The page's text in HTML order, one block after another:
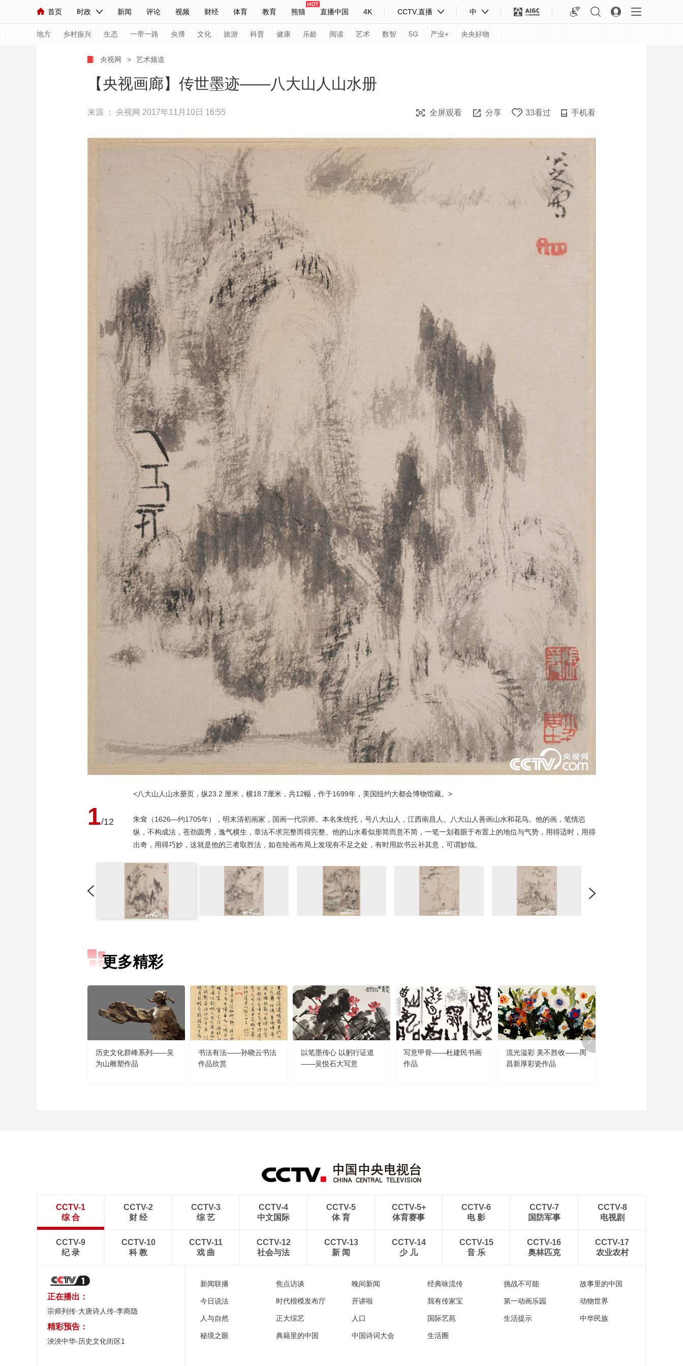
首页 时政 新闻 评论 视频 财经 体育 教育 熊猫 直播中国 4K CCTV.直播 中
人民领袖习近平 联播+ 中国领导人 央视快评 习式妙语 热解读 天天学习
直播 栏目大全 节目单 听音 微视频 主持人 下载央视影音
海外频道 iPanda English Монгол
地方 乡村振兴 生态 一带一路 央博 文化 旅游 科普 健康 乐龄 阅读 艺术 数智 5G 产业+ 央央好物
国内 国际 评论 经济 军事
直播中国 熊猫频道 全景新闻
蓝海中国 新兵请入列 人生第一次 人生第二次
2026年冬奥会 国际足球 网球 综合体育 亚冬会
生活体育大会 体育江湖 文化体育
乡村振兴 生态环境 一带一路 央博 非遗 文化 健康 乐龄 数智 5G
大国保险 云顶对话 云起 超级工厂 智敬中国
CCTV.节目官网 直播 节目单 栏目 片库 热播榜 总台企业白名单
央视网 > 艺术频道
【央视画廊】传世墨迹——八大山人山水册
来源 ： 央视网 2017年11月10日 16:55 全屏观看 分享 33看过 手机看
1/12
<八大山人山水册页，纵23.2 厘米，横18.7厘米，共12幅，作于1699年，美国纽约大都会博物馆藏。>
朱耷（1626—约1705年），明末清初画家，国画一代宗师。本名朱统托，号八大山人，江西南昌人。八大山人善画山水和花鸟。他的画，笔情恣
纵，不构成法，苍劲圆秀，逸气横生，章法不求完整而得完整。他的山水看似形简而意不简，一笔一划着眼于布置上的地位与气势，用得适时，用得
出奇，用得巧妙，这就是他的三者取胜法，如在绘画布局上发现有不足之处，有时用款书云补其意，可谓妙哉。
更多精彩
历史文化群峰系列——吴
为山雕塑作品
书法有法——孙晓云书法
作品欣赏
以笔墨传心 以躬行证道
——吴悦石大写意
写意甲骨——杜建民书画
作品
流光溢彩 美不胜收——周
昌新厚彩瓷作品
CCTV-1
综 合
CCTV-2
财 经
CCTV-3
综 艺
CCTV-4
中文国际
CCTV-5
体 育
CCTV-5+
体育赛事
CCTV-6
电 影
CCTV-7
国防军事
CCTV-8
电视剧
CCTV-9
纪 录
CCTV-10
科 教
CCTV-11
戏 曲
CCTV-12
社会与法
CCTV-13
新 闻
CCTV-14
少 儿
CCTV-15
音 乐
CCTV-16
奥林匹克
CCTV-17
农业农村
正在播出：
宗师列传·大唐诗人传-李商隐
精彩预告：
泱泱中华-历史文化街区1
新闻联播 焦点访谈 晚间新闻 经典咏流传 挑战不可能 故事里的中国
今日说法 时代楷模发布厅 开讲啦 我有传家宝 第一动画乐园 动物世界
人与自然 正大综艺 人口 国际艺苑 生活提示 中华民族
秘境之眼 典籍里的中国 中国诗词大会 生活圈